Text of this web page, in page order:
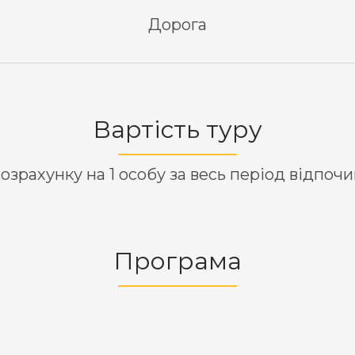
Дорога
Вартість туру
на 1 особу за весь період
Програма